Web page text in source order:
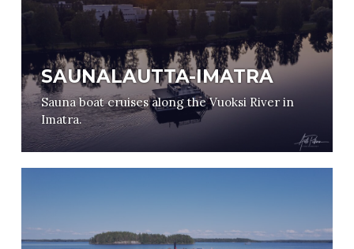
SAUNALAUTTA-IMATRA
Sauna boat cruises along the Vuoksi River in
Imatra.